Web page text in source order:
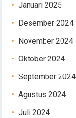
Januari 2025
Desember 2024
November 2024
Oktober 2024
September 2024
Agustus 2024
Juli 2024